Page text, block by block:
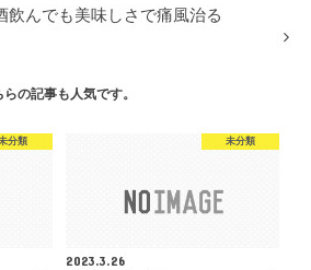
飲んでも美味しさで痛風治る
らの記事も人気です。
分類 未分類
2023.3.26